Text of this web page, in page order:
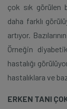
çok sık görülen
daha farklı
artıyor.
Örneğin
hastalığı
hastalıklara ve
ERKEN TANI